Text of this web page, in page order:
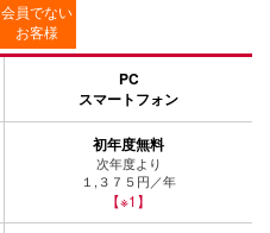
会員でない
お客様
PC
スマートフォン
初年度無料
次年度より
１,３７５円／年
【※1】